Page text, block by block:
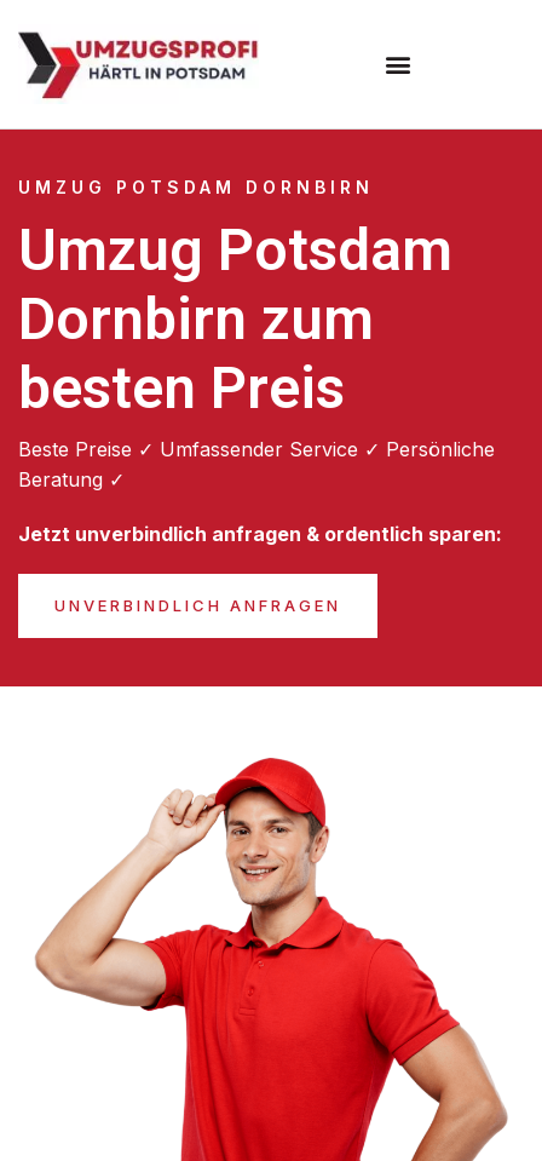
UMZUG POTSDAM DORNBIRN
Umzug Potsdam
Dornbirn zum
besten Preis
Beste Preise ✓ Umfassender Service ✓ Persönliche
Beratung ✓
Jetzt unverbindlich anfragen & ordentlich sparen:
UNVERBINDLICH ANFRAGEN